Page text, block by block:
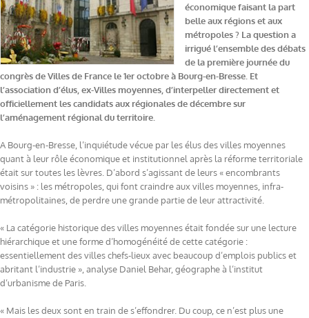
économique faisant la part
belle aux régions et aux
métropoles ? La question a
irrigué l’ensemble des débats
de la première journée du
congrès de Villes de France le 1er octobre à Bourg-en-Bresse. Et
l’association d’élus, ex-Villes moyennes, d’interpeller directement et
officiellement les candidats aux régionales de décembre sur
l’aménagement régional du territoire.
A Bourg-en-Bresse, l’inquiétude vécue par les élus des villes moyennes
quant à leur rôle économique et institutionnel après la réforme territoriale
était sur toutes les lèvres. D’abord s’agissant de leurs « encombrants
voisins » : les métropoles, qui font craindre aux villes moyennes, infra-
métropolitaines, de perdre une grande partie de leur attractivité.
« La catégorie historique des villes moyennes était fondée sur une lecture
hiérarchique et une forme d’homogénéité de cette catégorie :
essentiellement des villes chefs-lieux avec beaucoup d’emplois publics et
abritant l’industrie », analyse Daniel Behar, géographe à l’institut
d’urbanisme de Paris.
« Mais les deux sont en train de s’effondrer. Du coup, ce n’est plus une